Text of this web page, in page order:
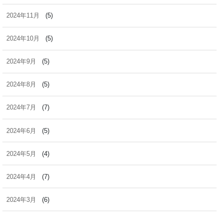
2024年11月 (5)
2024年10月 (5)
2024年9月 (5)
2024年8月 (5)
2024年7月 (7)
2024年6月 (5)
2024年5月 (4)
2024年4月 (7)
2024年3月 (6)